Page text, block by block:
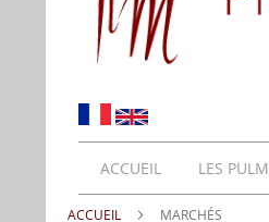
ACCUEIL LES PULM
ACCUEIL MARCHÉS